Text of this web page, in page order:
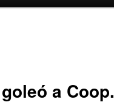
a Coop.